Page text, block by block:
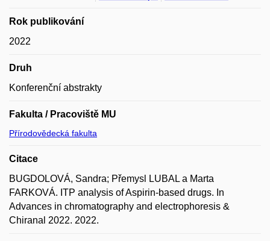
Rok publikování
2022
Druh
Konferenční abstrakty
Fakulta / Pracoviště MU
Přírodovědecká fakulta
Citace
BUGDOLOVÁ, Sandra; Přemysl LUBAL a Marta
FARKOVÁ. ITP analysis of Aspirin-based drugs. In
Advances in chromatography and electrophoresis &
Chiranal 2022. 2022.